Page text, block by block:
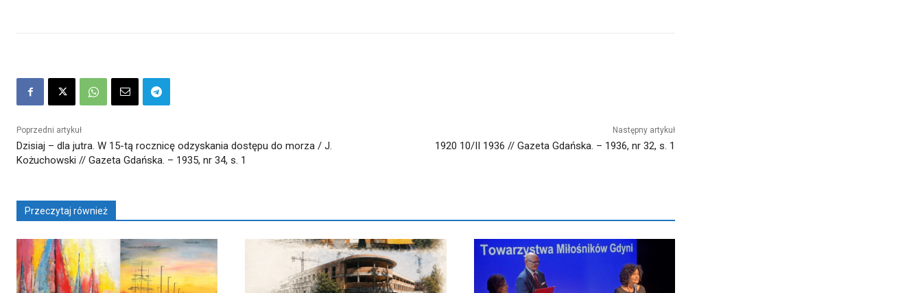
Poprzedni artykuł
Dzisiaj – dla jutra. W 15-tą rocznicę odzyskania dostępu do morza / J.
Kożuchowski // Gazeta Gdańska. – 1935, nr 34, s. 1
Następny artykuł
1920 10/II 1936 // Gazeta Gdańska. – 1936, nr 32, s. 1
Przeczytaj również